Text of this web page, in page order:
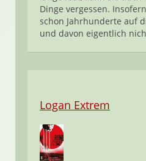
Dinge vergessen.
schon Jahrhunderte auf
und davon eigentlich
Logan Extrem